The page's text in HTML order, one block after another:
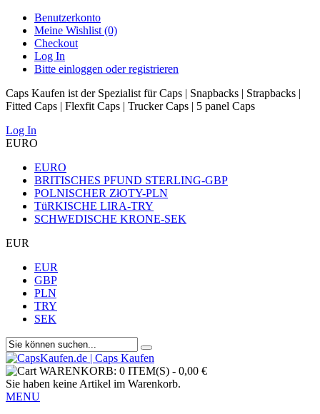
Benutzerkonto
Meine Wishlist (0)
Checkout
Log In
Bitte einloggen oder registrieren
Caps Kaufen ist der Spezialist für Caps | Snapbacks | Strapbacks |
Fitted Caps | Flexfit Caps | Trucker Caps | 5 panel Caps
Log In
EURO
EURO
BRITISCHES PFUND STERLING-GBP
POLNISCHER ZłOTY-PLN
TüRKISCHE LIRA-TRY
SCHWEDISCHE KRONE-SEK
EUR
EUR
GBP
PLN
TRY
SEK
WARENKORB: 0 ITEM(S) - 0,00 €
Sie haben keine Artikel im Warenkorb.
MENU